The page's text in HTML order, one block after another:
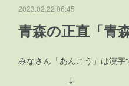
2023.02.22 06:45
青森の正直「青
みなさん「あんこう」は漢字
↓